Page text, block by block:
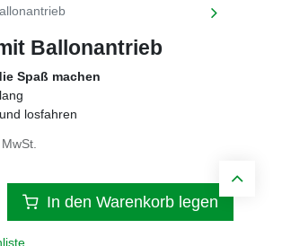
Ballonantrieb
Spaß machen
losfahren
In den Warenkorb legen